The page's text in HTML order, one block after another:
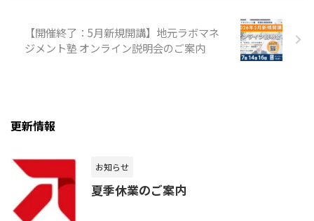
【開催終了：5月新規開講】地元ラボマネ
ジメント塾 オンライン説明会のご案内
更新情報
お知らせ
夏季休業のご案内